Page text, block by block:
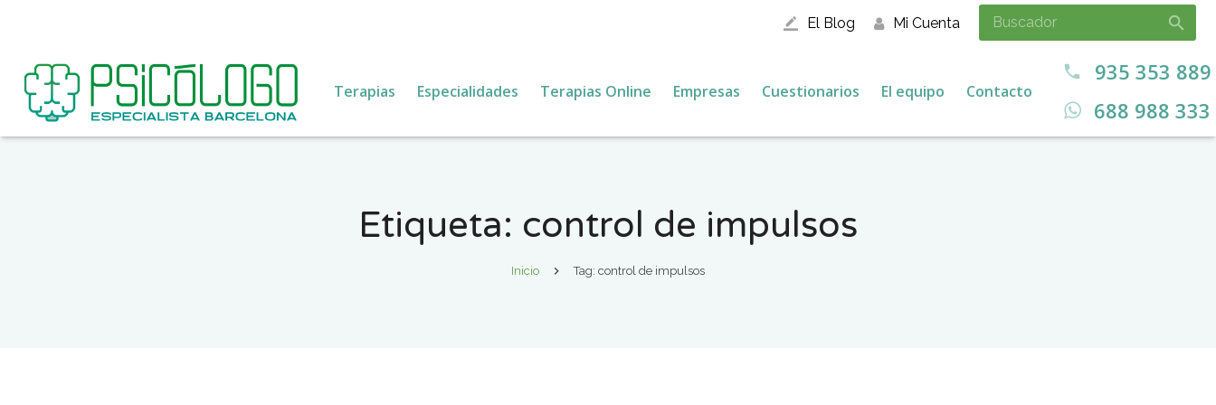
border_color El Blog Mi Cuenta
Terapias Especialidades Terapias Online Empresas Cuestionarios El equipo Contacto
call
935 353 889
688 988 333
Etiqueta: control de impulsos
Inicio Tag: control de impulsos